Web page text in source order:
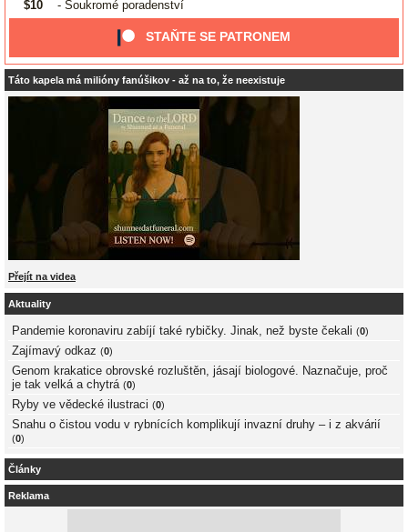
$10
- Soukromé poradenství
STAŇTE SE PATRONEM
Táto kapela má milióny fanúšikov - až na to, že neexistuje
Přejít na videa
Aktuality
Pandemie koronaviru zabíjí také rybičky. Jinak, než byste čekali (0)
Zajímavý odkaz (0)
Genom krakatice obrovské rozluštěn, jásají biologové. Naznačuje, proč
je tak velká a chytrá (0)
Ryby ve vědecké ilustraci (0)
Snahu o čistou vodu v rybnících komplikují invazní druhy – i z akvárií
(0)
Články
Reklama